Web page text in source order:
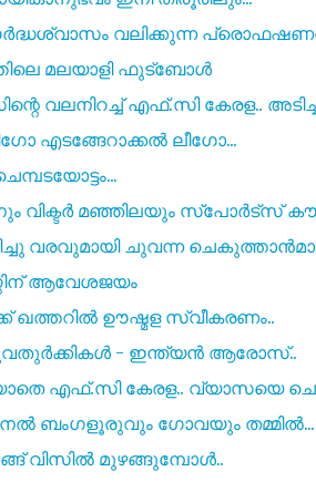
വലിക്കുന്ന
മലയാളി ഫുട്ബോൾ
വലനിറച്ച് എഫ്.സി കേരള..
എടങ്ങേറാക്കൽ ലീഗോ...
വിക്ടർ മഞ്ഞിലയും സ്പോർട്സ്
വരവുമായി ചുവന്ന
ആവേശജയം
ഖത്തറിൽ ഊഷ്മള സ്വീകരണം..
- ഇന്ത്യൻ ആരോസ്..
എഫ്.സി കേരള.. വ്യാസയെ
ഗോവയും തമ്മിൽ...
വിസിൽ മുഴങ്ങുമ്പോൾ..